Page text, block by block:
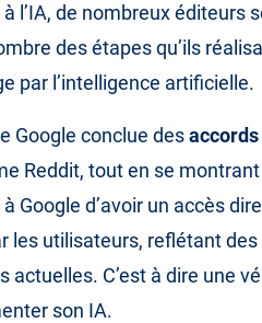
l’IA, de nombreux éditeurs
des étapes qu’ils
par l’intelligence artificielle.
Google conclue des
Reddit, tout en se
Google d’avoir un accès
les utilisateurs, reflétant
C’est à dire une
son IA.